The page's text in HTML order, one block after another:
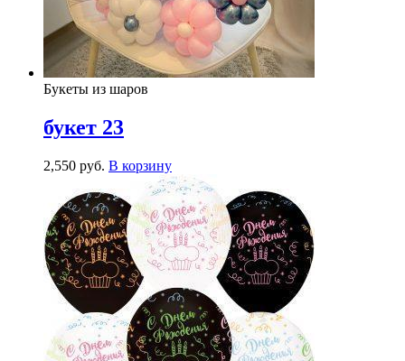
Букеты из шаров
букет 23
2,550 руб. В корзину